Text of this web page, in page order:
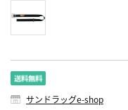
サンドラッグe-shop